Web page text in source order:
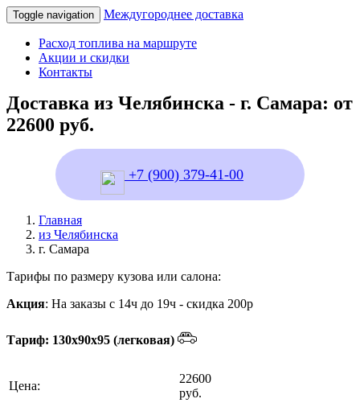
Toggle navigation Междугороднее доставка
Расход топлива на маршруте
Акции и скидки
Контакты
Доставка из Челябинска - г. Самара: от
22600 руб.
+7 (900) 379-41-00
Главная
из Челябинска
г. Самара
Тарифы по размеру кузова или салона:
Акция: На заказы с 14ч до 19ч - скидка 200р
Тариф: 130х90х95 (легковая)
Цена:
22600
руб.